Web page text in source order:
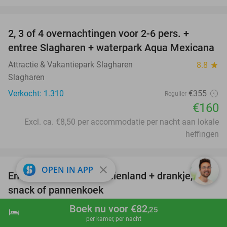
shopping_cart Boek nu
hotel Boek nu voor €82,25
per kamer, per nacht
2, 3 of 4 overnachtingen voor 2-6 pers. +
entree Slagharen + waterpark Aqua Mexicana
Attractie & Vakantiepark Slagharen 8.8 star
Slagharen
Verkocht: 1.310
Regulier €355
€160
Excl. ca. €8,50 per accommodatie per nacht aan lokale
heffingen
47%
Entree voor Het Aardbeienland + drankje,
snack of pannenkoek
Het Aardbeienland
OPEN IN APP close